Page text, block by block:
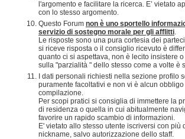
l'argomento e facilitare la ricerca. E’ vietato
con lo stesso argomento.
Questo Forum non è uno sportello
servizio di sostegno morale per gli afflitti
Le risposte sono una pura cortesia dei
si riceve risposta o il consiglio ricevuto è
quanto ci si aspettava, non è lecito insistere
sulla "parzialità " dello stesso come a volte è
I dati personali richiesti nella sezione profilo
puramente facoltativi e non vi è alcun
compilazione.
Per scopi pratici si consiglia di immettere la
di residenza o quella in cui abitualmente
favorire un rapido scambio di informazioni.
E' vietato allo stesso utente iscriversi con più
nickname, salvo autorizzazione dello staff.